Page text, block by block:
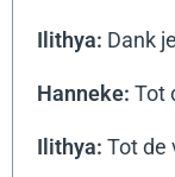
Ilithya: Dank
Hanneke: Tot
Ilithya: Tot de